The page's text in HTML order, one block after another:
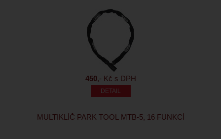
450,- Kč s DPH
MULTIKLÍČ PARK TOOL MTB-5, 16 FUNKCÍ